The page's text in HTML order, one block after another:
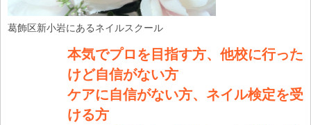
葛飾区新小岩にあるネイルスクール
本気でプロを目指す方、他校に行った
けど自信がない方
ケアに自信がない方、ネイル検定を受
ける方